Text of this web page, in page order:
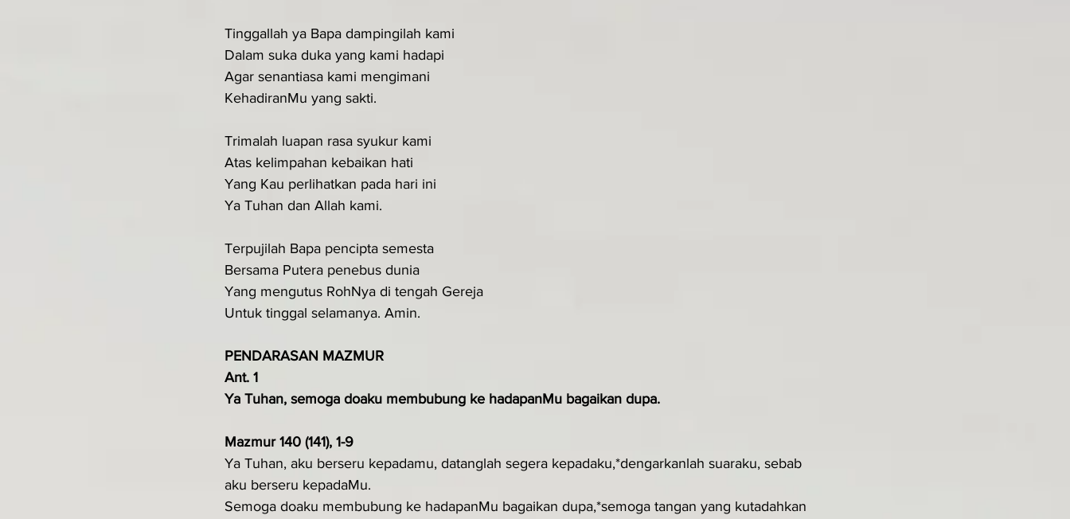
Tinggallah ya Bapa dampingilah kami
Dalam suka duka yang kami hadapi
Agar senantiasa kami mengimani
KehadiranMu yang sakti.
Trimalah luapan rasa syukur kami
Atas kelimpahan kebaikan hati
Yang Kau perlihatkan pada hari ini
Ya Tuhan dan Allah kami.
Terpujilah Bapa pencipta semesta
Bersama Putera penebus dunia
Yang mengutus RohNya di tengah Gereja
Untuk tinggal selamanya. Amin.
PENDARASAN MAZMUR
Ant. 1
Ya Tuhan, semoga doaku membubung ke hadapanMu bagaikan dupa.
Mazmur 140 (141), 1-9
Ya Tuhan, aku berseru kepadamu, datanglah segera kepadaku,*dengarkanlah suaraku, sebab
aku berseru kepadaMu.
Semoga doaku membubung ke hadapanMu bagaikan dupa,*semoga tangan yang kutadahkan